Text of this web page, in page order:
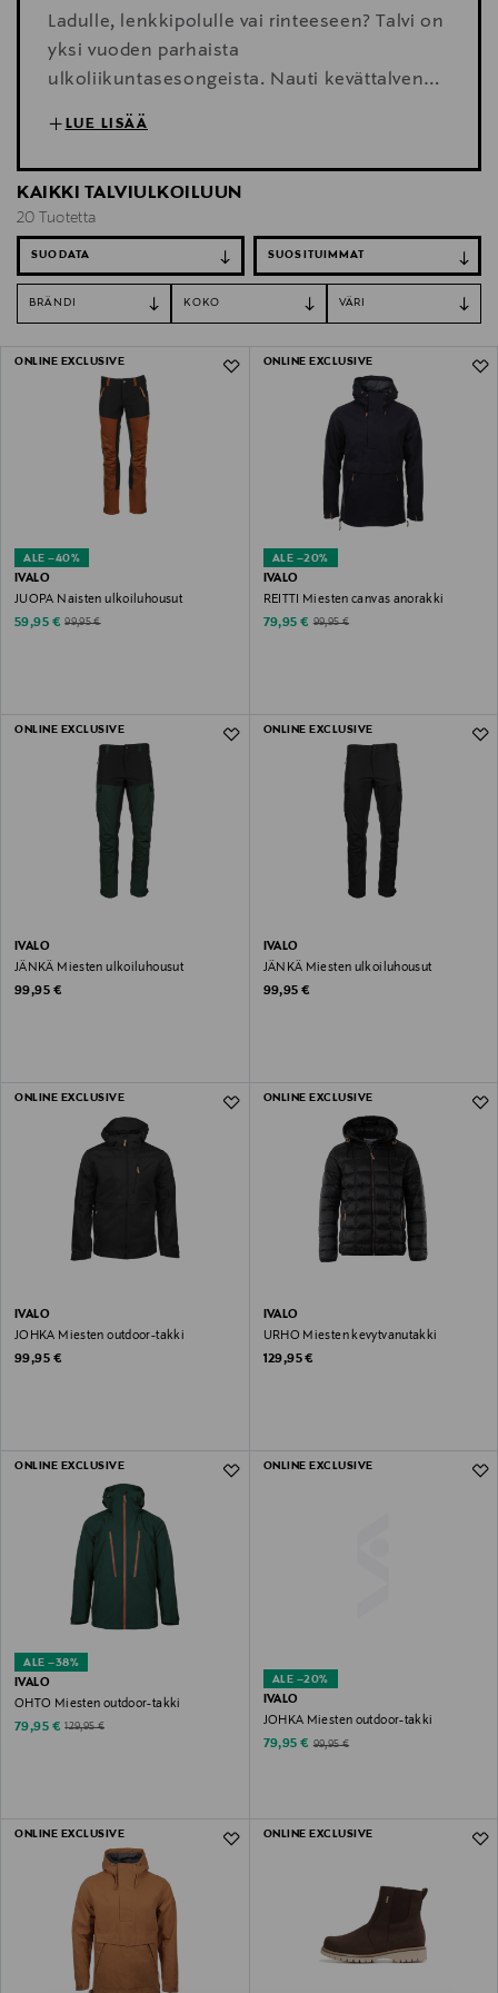
Ladulle, lenkkipolulle vai rinteeseen? Talvi on
yksi vuoden parhaista
ulkoliikuntasesongeista. Nauti kevättalven
upeista keleistä ja valitse tästä kauden
LUE LISÄÄ
KAIKKI TALVIULKOILUUN
20 Tuotetta
SUODATA
BRÄNDI KOKO VÄRI
20 Tuotetta
ALE –40%
ONLINE EXCLUSIVE
IVALO
JUOPA Naisten ulkoiluhousut
Discounted Price
59,95 € Original Price
99,95 €
ALE –20%
ONLINE EXCLUSIVE
IVALO
REITTI Miesten canvas anorakki
Discounted Price
79,95 € Original Price
99,95 €
ONLINE EXCLUSIVE
IVALO
JÄNKÄ Miesten ulkoiluhousut
Original Price
99,95 €
ONLINE EXCLUSIVE
IVALO
JÄNKÄ Miesten ulkoiluhousut
Original Price
99,95 €
ONLINE EXCLUSIVE
IVALO
JOHKA Miesten outdoor-takki
Original Price
99,95 €
ONLINE EXCLUSIVE
IVALO
URHO Miesten kevytvanutakki
Original Price
129,95 €
ALE –38%
ONLINE EXCLUSIVE
IVALO
OHTO Miesten outdoor-takki
Discounted Price
79,95 € Original Price
129,95 €
ALE –20%
ONLINE EXCLUSIVE
IVALO
JOHKA Miesten outdoor-takki
Discounted Price
79,95 € Original Price
99,95 €
ONLINE EXCLUSIVE ONLINE EXCLUSIVE